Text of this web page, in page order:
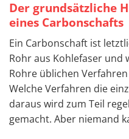
Der grundsätzliche
eines Carbonschafts
Ein Carbonschaft ist
Rohr aus Kohlefaser
Rohre üblichen
Welche Verfahren die
daraus wird zum Teil
gemacht. Aber niemand